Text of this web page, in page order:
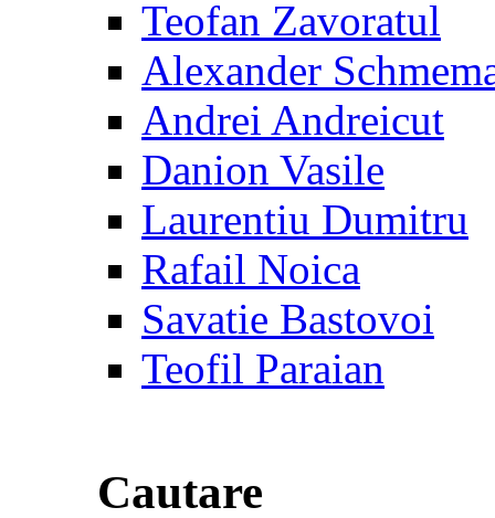
Teofan Zavoratul
Alexander
Andrei Andreicut
Danion Vasile
Laurentiu Dumitru
Rafail Noica
Savatie Bastovoi
Teofil Paraian
Cautare